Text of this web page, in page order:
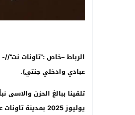
الرباط –خاص :”تاونات نت”//-
عبادي وادخلي جنتي).
يوليوز 2025 بمدينة تاونات عن عمر يتجاوز (80) سنة